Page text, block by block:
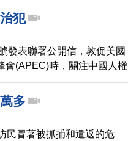
犯
發表聯署公開信，敦促美國
會(APEC)時，關注中國人權
向中共黨魁習近平強調，中
。公開信敦促歐巴馬公開
力哈木和今年8月刑滿出獄但
多
民冒著被抓捕和遣返的危